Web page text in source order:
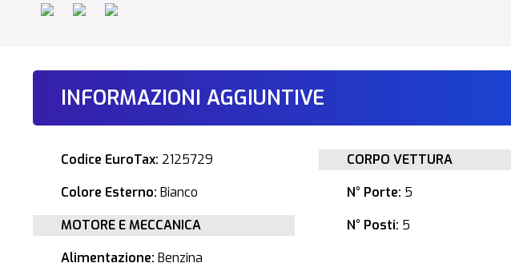
INFORMAZIONI AGGIUNTIVE
Codice EuroTax: 2125729
Colore Esterno: Bianco
MOTORE E MECCANICA
Alimentazione: Benzina
CORPO VETTURA
N° Porte: 5
N° Posti: 5